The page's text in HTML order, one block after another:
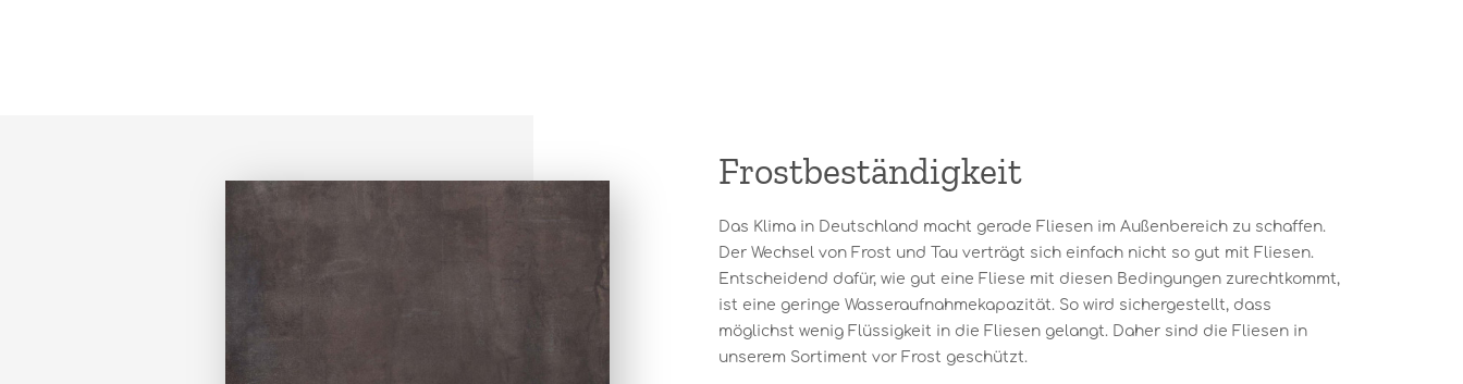
Frostbeständigkeit
Das Klima in Deutschland macht gerade Fliesen im Außenbereich zu schaffen.
Der Wechsel von Frost und Tau verträgt sich einfach nicht so gut mit Fliesen.
Entscheidend dafür, wie gut eine Fliese mit diesen Bedingungen zurechtkommt,
ist eine geringe Wasseraufnahmekapazität. So wird sichergestellt, dass
möglichst wenig Flüssigkeit in die Fliesen gelangt. Daher sind die Fliesen in
unserem Sortiment vor Frost geschützt.